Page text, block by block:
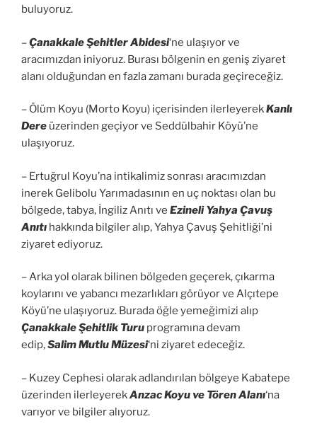
buluyoruz.
–Çanakkale Şehitler Abidesi‘ne ulaşıyor ve
aracımızdan iniyoruz. Burası bölgenin en geniş ziyaret
alanı olduğundan en fazla zamanı burada geçireceğiz.
– Ölüm Koyu (Morto Koyu) içerisinden ilerleyerekKanlı
Dere üzerinden geçiyor ve Seddülbahir Köyü’ne
ulaşıyoruz.
– Ertuğrul Koyu’na intikalimiz sonrası aracımızdan
inerek Gelibolu Yarımadasının en uç noktası olan bu
bölgede, tabya, İngiliz Anıtı ve Ezineli Yahya Çavuş
Anıtı hakkında bilgiler alıp, Yahya Çavuş Şehitliği’ni
ziyaret ediyoruz.
– Arka yol olarak bilinen bölgeden geçerek, çıkarma
koylarını ve yabancı mezarlıkları görüyor ve Alçıtepe
Köyü’ne ulaşıyoruz. Burada öğle yemeğimizi alıp
Çanakkale Şehitlik Turu programına devam
edip,Salim Mutlu Müzesi‘ni ziyaret edeceğiz.
– Kuzey Cephesi olarak adlandırılan bölgeye Kabatepe
üzerinden ilerleyerekAnzac Koyu ve Tören Alanı‘na
varıyor ve bilgiler alıyoruz.